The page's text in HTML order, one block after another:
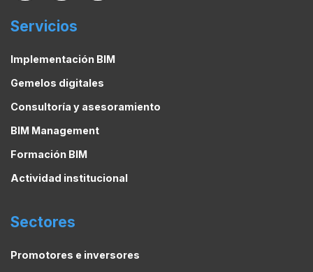
Servicios
Implementación BIM
Gemelos digitales
Consultoría y asesoramiento
BIM Management
Formación BIM
Actividad institucional
Sectores
Promotores e inversores